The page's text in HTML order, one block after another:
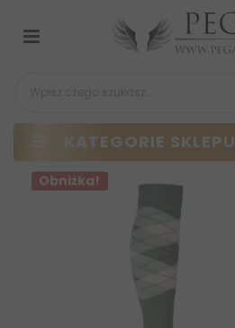
KATEGORIE SKLEPU
Przełącz
nawigacji
Obniżka!